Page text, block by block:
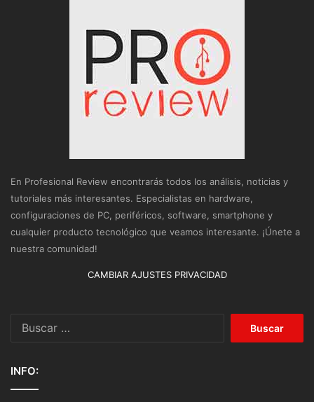
En Profesional Review encontrarás todos los análisis, noticias y
tutoriales más interesantes. Especialistas en hardware,
configuraciones de PC, periféricos, software, smartphone y
cualquier producto tecnológico que veamos interesante. ¡Únete a
nuestra comunidad!
CAMBIAR AJUSTES PRIVACIDAD
INFO: